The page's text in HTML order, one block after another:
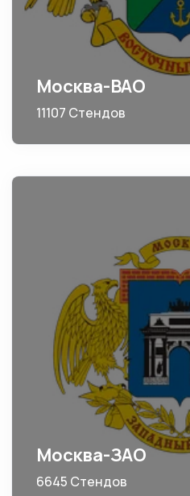
Москва-ВАО
11107 Стендов
Москва-ЗАО
6645 Стендов